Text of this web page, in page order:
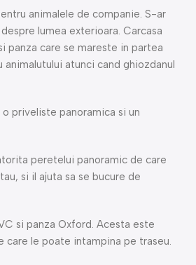
animalele de companie. S-ar
lumea exterioara. Carcasa
panza care se mareste in partea
atunci cand ghiozdanul
priveliste panoramica si un
peretelui panoramic de care
si il ajuta sa se bucure de
si panza Oxford. Acesta este
le poate intampina pe traseu.